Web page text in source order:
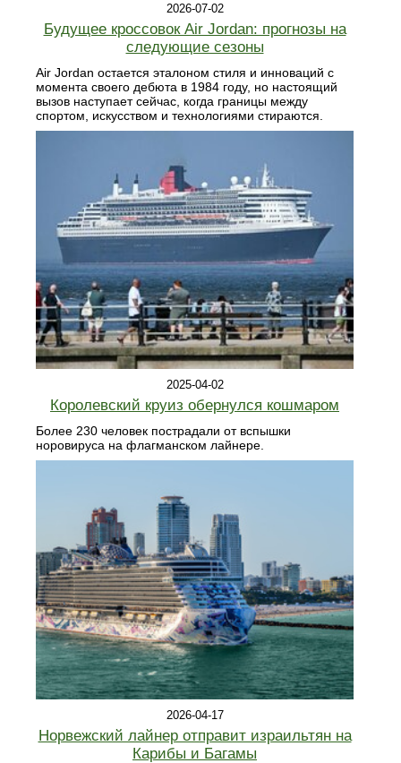
2026-07-02
Будущее кроссовок Air Jordan: прогнозы на
следующие сезоны
Air Jordan остается эталоном стиля и инноваций с
момента своего дебюта в 1984 году, но настоящий
вызов наступает сейчас, когда границы между
спортом, искусством и технологиями стираются.
2025-04-02
Королевский круиз обернулся кошмаром
Более 230 человек пострадали от вспышки
норовируса на флагманском лайнере.
2026-04-17
Норвежский лайнер отправит израильтян на
Карибы и Багамы